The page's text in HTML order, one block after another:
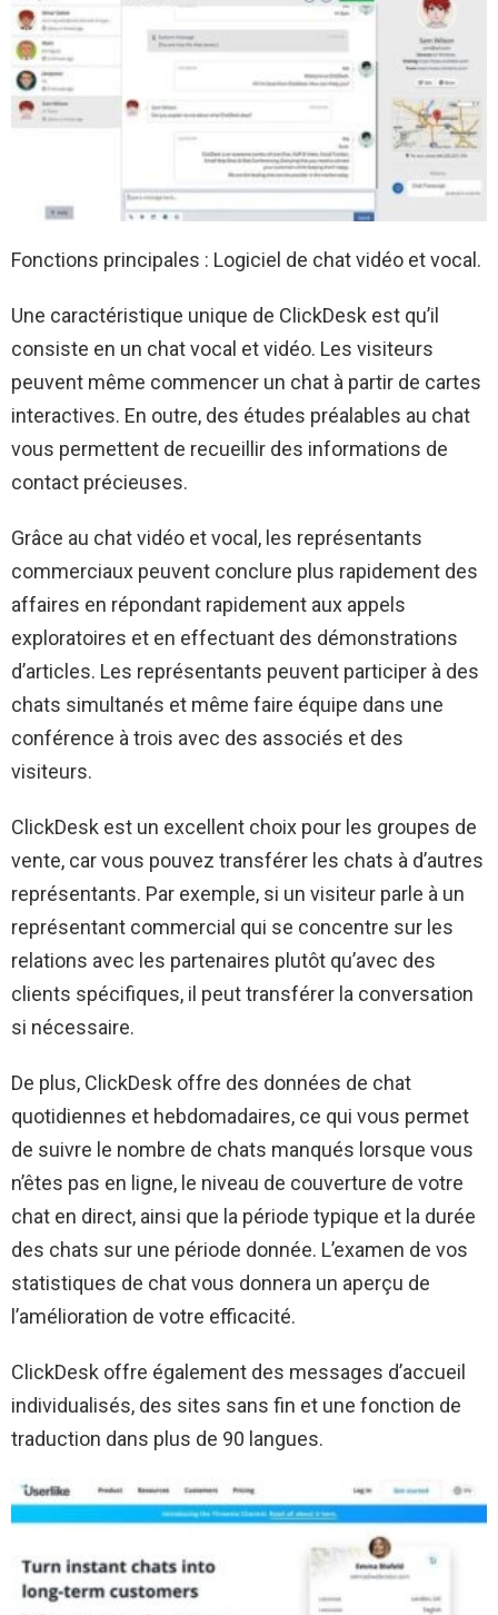
Fonctions principales : Logiciel de chat vidéo et vocal.
Une caractéristique unique de ClickDesk est qu’il
consiste en un chat vocal et vidéo. Les visiteurs
peuvent même commencer un chat à partir de cartes
interactives. En outre, des études préalables au chat
vous permettent de recueillir des informations de
contact précieuses.
Grâce au chat vidéo et vocal, les représentants
commerciaux peuvent conclure plus rapidement des
affaires en répondant rapidement aux appels
exploratoires et en effectuant des démonstrations
d’articles. Les représentants peuvent participer à des
chats simultanés et même faire équipe dans une
conférence à trois avec des associés et des
visiteurs.
ClickDesk est un excellent choix pour les groupes de
vente, car vous pouvez transférer les chats à d’autres
représentants. Par exemple, si un visiteur parle à un
représentant commercial qui se concentre sur les
relations avec les partenaires plutôt qu’avec des
clients spécifiques, il peut transférer la conversation
si nécessaire.
De plus, ClickDesk offre des données de chat
quotidiennes et hebdomadaires, ce qui vous permet
de suivre le nombre de chats manqués lorsque vous
n’êtes pas en ligne, le niveau de couverture de votre
chat en direct, ainsi que la période typique et la durée
des chats sur une période donnée. L’examen de vos
statistiques de chat vous donnera un aperçu de
l’amélioration de votre efficacité.
ClickDesk offre également des messages d’accueil
individualisés, des sites sans fin et une fonction de
traduction dans plus de 90 langues.